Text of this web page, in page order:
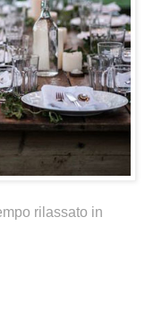
rilassato in